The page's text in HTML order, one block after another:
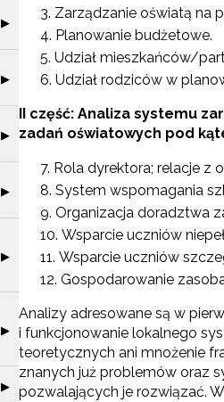
Rozwiń sekcję "Tworzenie e-zasobów do
▶
Rozwiń sekcję "Wspieranie tworzenia
▶
Rozwiń sekcję "Tworzenie programów
▶
Rozwiń sekcję "Weryfikacja i odbiór
▶
Rozwiń sekcję "Weryfikacja i odbiór
▶
Rozwiń sekcję "Wsparcie nauczycieli w
▶
Rozwiń sekcję "Wspomaganie szkół w
▶
Zarządzanie oświatą na
Planowanie budżetowe.
Udział mieszkańców/
Udział rodziców w
II część: Analiza systemu
zadań oświatowych pod
Rola dyrektora; relacje z
System wspomagania
Organizacja doradztwa
Wsparcie uczniów
Wsparcie uczniów
Gospodarowanie
Analizy adresowane są w
i funkcjonowanie lokalnego
teoretycznych ani mnożenie
znanych już problemów oraz
pozwalających je rozwiązać.